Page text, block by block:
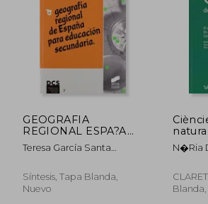
₡ 10.312
GEOGRAFIA
REGIONAL ESPA?A
EDUCACION SECU
Teresa García Santa
Gómez
Síntesis, Tapa Blanda,
Nuevo
N�ria Duran De
Ses� I